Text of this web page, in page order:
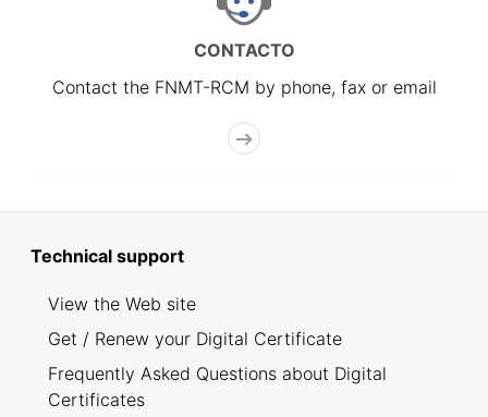
CONTACTO
Contact the FNMT-RCM by phone, fax or email
Technical support
View the Web site
Get / Renew your Digital Certificate
Frequently Asked Questions about Digital
Certificates